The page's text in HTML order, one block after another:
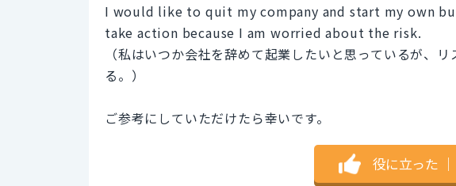
I would like to quit my company and start my own
take action because I am worried about the risk.
（私はいつか会社を辞めて起業したいと思っているが、
る。）
ご参考にしていただけたら幸いです。
役に立った ｜